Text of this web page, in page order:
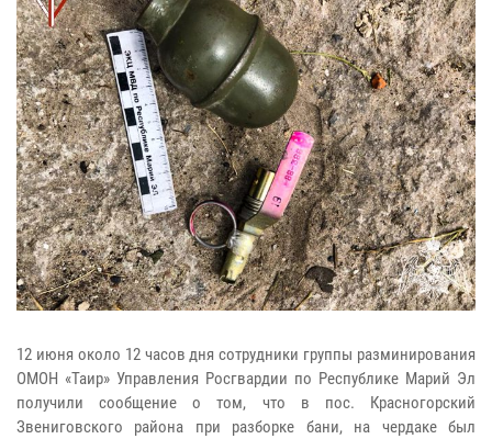
12 июня около 12 часов дня сотрудники группы разминирования
ОМОН «Таир» Управления Росгвардии по Республике Марий Эл
получили сообщение о том, что в пос. Красногорский
Звениговского района при разборке бани, на чердаке был